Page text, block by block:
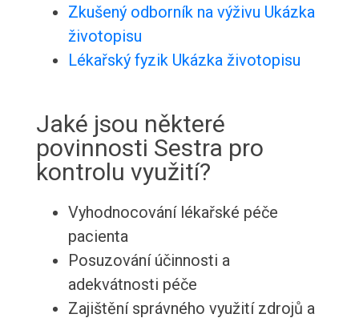
Zkušený odborník na výživu Ukázka
životopisu
Lékařský fyzik Ukázka životopisu
Jaké jsou některé
povinnosti Sestra pro
kontrolu využití?
Vyhodnocování lékařské péče
pacienta
Posuzování účinnosti a
adekvátnosti péče
Zajištění správného využití zdrojů a